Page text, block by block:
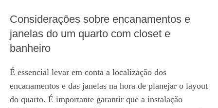
Considerações sobre encanamentos e
janelas do um quarto com closet e
banheiro
É essencial levar em conta a localização dos
encanamentos e das janelas na hora de planejar o layout
do quarto. É importante garantir que a instalação